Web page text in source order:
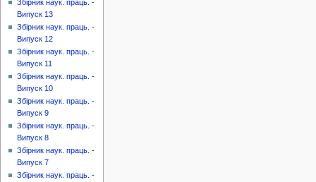
Збірник наук. праць. -
Випуск 13
Збірник наук. праць. -
Випуск 12
Збірник наук. праць. -
Випуск 11
Збірник наук. праць. -
Випуск 10
Збірник наук. праць. -
Випуск 9
Збірник наук. праць. -
Випуск 8
Збірник наук. праць. -
Випуск 7
Збірник наук. праць. -